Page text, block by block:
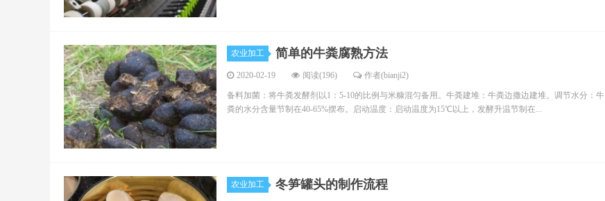
农业加工 简单的牛粪腐熟方法
2020-02-19 阅读(196) 作者(bianji2)
备料加菌：将牛粪发酵剂以1：5-10的比例与米糠混匀备用。牛粪建堆：牛粪边撒边建堆。调节水分：牛
粪的水分含量节制在40-65%摆布。启动温度：启动温度为15℃以上，发酵升温节制在...
农业加工 冬笋罐头的制作流程